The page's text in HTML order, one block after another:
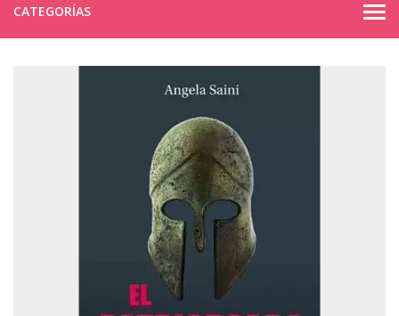
CATEGORÍAS